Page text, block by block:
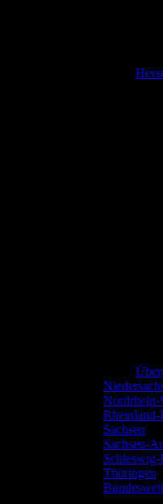
Nordrhein-
Rheinland-
Sachsen
Sachsen-
Schleswig-
Thüringen